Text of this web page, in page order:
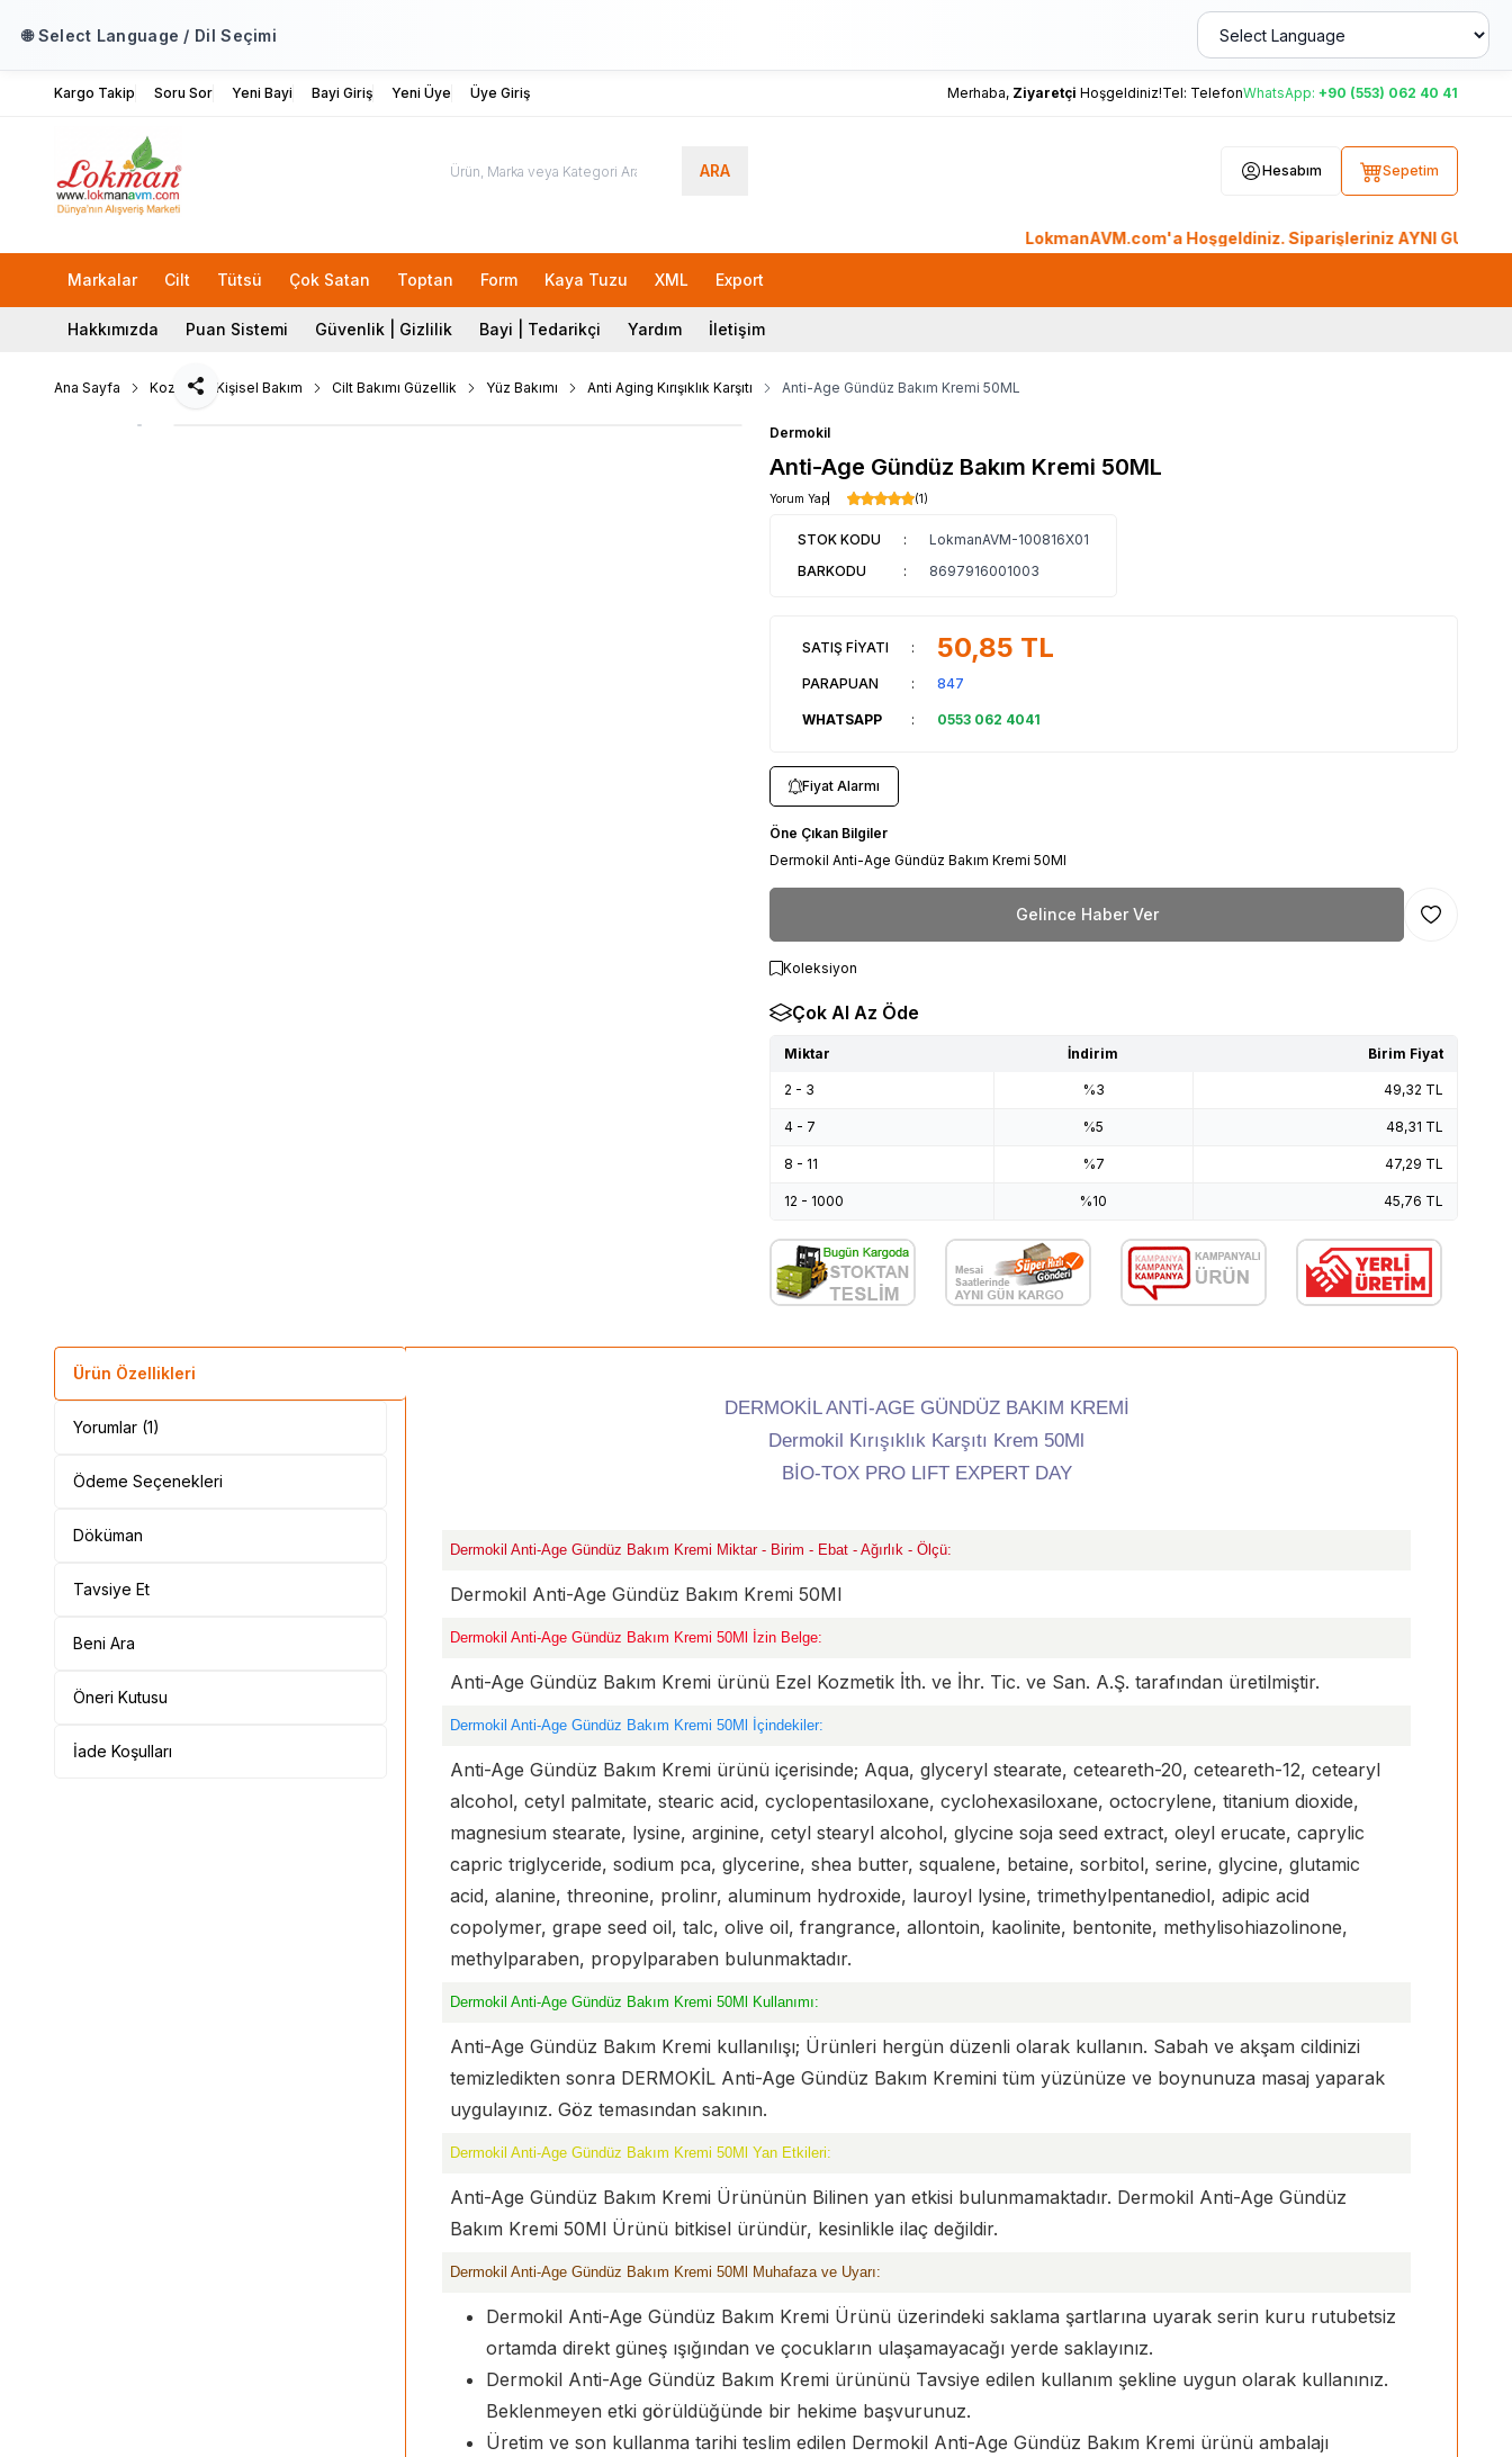
🌐 Select Language / Dil Seçimi
Kargo Takip Soru Sor Yeni Bayi Bayi Giriş Yeni Üye Üye Giriş Merhaba, Ziyaretçi Hoşgeldiniz!Tel: TelefonWhatsApp: +90 (553) 062 40 41
ARA Hesabım Sepetim
LokmanAVM.com'a Hoşgeldiniz. Siparişleriniz AYNI GÜN
Markalar Cilt Tütsü Çok Satan Toptan Form Kaya Tuzu XML Export
Hakkımızda Puan Sistemi Güvenlik | Gizlilik Bayi | Tedarikçi Yardım İletişim
Ana Sayfa Kozmetik Kişisel Bakım Cilt Bakımı Güzellik Yüz Bakımı Anti Aging Kırışıklık Karşıtı Anti-Age Gündüz Bakım Kremi 50ML
Paylaş
Dermokil
Anti-Age Gündüz Bakım Kremi 50ML
Yorum Yap (1)
STOK KODU :
LokmanAVM-100816X01
BARKODU
: 8697916001003
SATIŞ FİYATI : 50,85 TL
PARAPUAN : 847
WHATSAPP : 0553 062 4041
Fiyat Alarmı
Öne Çıkan Bilgiler
Dermokil Anti-Age Gündüz Bakım Kremi 50Ml
Gelince Haber Ver Favoriye
Koleksiyon
Çok Al Az Öde
Miktar İndirim Birim Fiyat
2 - 3 %3 49,32 TL
4 - 7 %5 48,31 TL
8 - 11 %7 47,29 TL
12 - 1000 %10 45,76 TL
Ürün Özellikleri
Yorumlar (1)
Ödeme Seçenekleri
Döküman
Tavsiye Et
Beni Ara
Öneri Kutusu
İade Koşulları
DERMOKİL ANTİ-AGE GÜNDÜZ BAKIM KREMİ
Dermokil Kırışıklık Karşıtı Krem 50Ml
BİO-TOX PRO LIFT EXPERT DAY
Dermokil Anti-Age Gündüz Bakım Kremi Miktar - Birim - Ebat - Ağırlık - Ölçü:
Dermokil Anti-Age Gündüz Bakım Kremi 50Ml
Dermokil Anti-Age Gündüz Bakım Kremi 50Ml İzin Belge:
Anti-Age Gündüz Bakım Kremi ürünü Ezel Kozmetik İth. ve İhr. Tic. ve San. A.Ş. tarafından üretilmiştir.
Dermokil Anti-Age Gündüz Bakım Kremi 50Ml İçindekiler:
Anti-Age Gündüz Bakım Kremi ürünü içerisinde; Aqua, glyceryl stearate, ceteareth-20, ceteareth-12, cetearyl
alcohol, cetyl palmitate, stearic acid, cyclopentasiloxane, cyclohexasiloxane, octocrylene, titanium dioxide,
magnesium stearate, lysine, arginine, cetyl stearyl alcohol, glycine soja seed extract, oleyl erucate, caprylic
capric triglyceride, sodium pca, glycerine, shea butter, squalene, betaine, sorbitol, serine, glycine, glutamic
acid, alanine, threonine, prolinr, aluminum hydroxide, lauroyl lysine, trimethylpentanediol, adipic acid
copolymer, grape seed oil, talc, olive oil, frangrance, allontoin, kaolinite, bentonite, methylisohiazolinone,
methylparaben, propylparaben bulunmaktadır.
Dermokil Anti-Age Gündüz Bakım Kremi 50Ml Kullanımı:
Anti-Age Gündüz Bakım Kremi kullanılışı; Ürünleri hergün düzenli olarak kullanın. Sabah ve akşam cildinizi
temizledikten sonra DERMOKİL Anti-Age Gündüz Bakım Kremini tüm yüzünüze ve boynunuza masaj yaparak
uygulayınız. Göz temasından sakının.
Dermokil Anti-Age Gündüz Bakım Kremi 50Ml Yan Etkileri:
Anti-Age Gündüz Bakım Kremi Ürününün Bilinen yan etkisi bulunmamaktadır. Dermokil Anti-Age Gündüz
Bakım Kremi 50Ml Ürünü bitkisel üründür, kesinlikle ilaç değildir.
Dermokil Anti-Age Gündüz Bakım Kremi 50Ml Muhafaza ve Uyarı:
Dermokil Anti-Age Gündüz Bakım Kremi Ürünü üzerindeki saklama şartlarına uyarak serin kuru rutubetsiz
ortamda direkt güneş ışığından ve çocukların ulaşamayacağı yerde saklayınız.
Dermokil Anti-Age Gündüz Bakım Kremi ürününü Tavsiye edilen kullanım şekline uygun olarak kullanınız.
Beklenmeyen etki görüldüğünde bir hekime başvurunuz.
Üretim ve son kullanma tarihi teslim edilen Dermokil Anti-Age Gündüz Bakım Kremi ürünü ambalajı